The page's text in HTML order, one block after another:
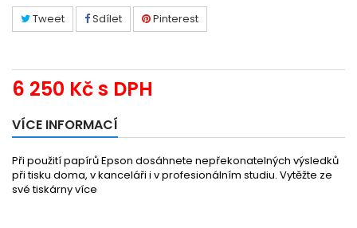
Tweet Sdílet Pinterest
6 250 Kčs DPH
VÍCE INFORMACÍ
Při použití papírů Epson dosáhnete nepřekonatelných výsledků
při tisku doma, v kanceláři i v profesionálním studiu. Vytěžte ze
své tiskárny více